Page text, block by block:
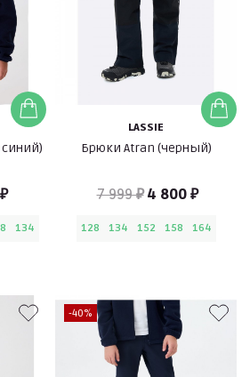
134
LASSIE
Брюки Atran (черный)
7 999 ₽ 4 800 ₽
128 134 152 158 164
-40%